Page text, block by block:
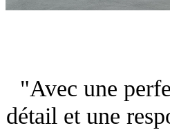
"Avec une
détail et une